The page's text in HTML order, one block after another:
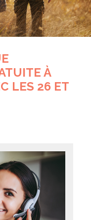
À
LES 26 ET